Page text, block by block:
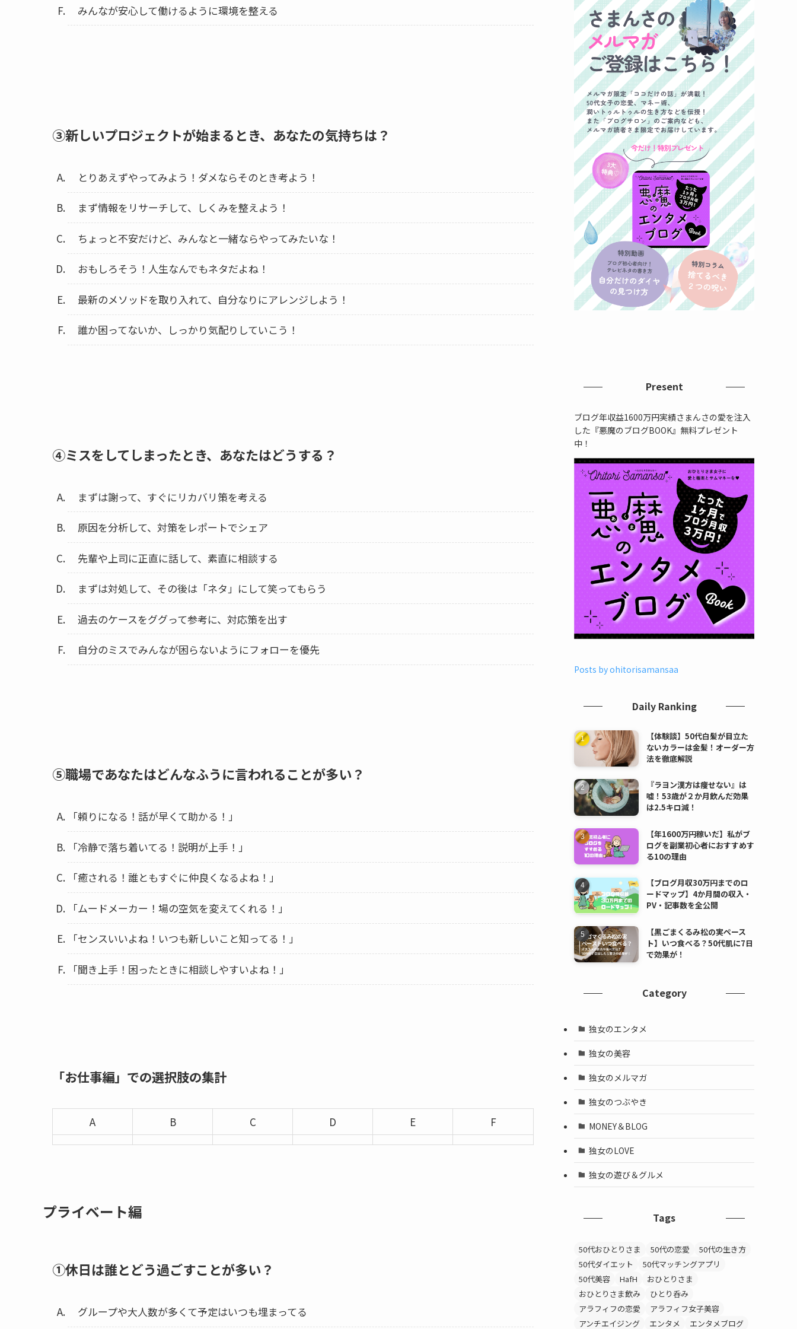
みんなが安心して働けるように環境を整える
③新しいプロジェクトが始まるとき、あなたの気持ちは？
とりあえずやってみよう！ダメならそのとき考よう！
まず情報をリサーチして、しくみを整えよう！
ちょっと不安だけど、みんなと一緒ならやってみたいな！
おもしろそう！人生なんでもネタだよね！
最新のメソッドを取り入れて、自分なりにアレンジしよう！
誰か困ってないか、しっかり気配りしていこう！
④ミスをしてしまったとき、あなたはどうする？
まずは謝って、すぐにリカバリ策を考える
原因を分析して、対策をレポートでシェア
先輩や上司に正直に話して、素直に相談する
まずは対処して、その後は「ネタ」にして笑ってもらう
過去のケースをググって参考に、対応策を出す
自分のミスでみんなが困らないようにフォローを優先
⑤職場であなたはどんなふうに言われることが多い？
「頼りになる！話が早くて助かる！」
「冷静で落ち着いてる！説明が上手！」
「癒される！誰ともすぐに仲良くなるよね！」
「ムードメーカー！場の空気を変えてくれる！」
「センスいいよね！いつも新しいこと知ってる！」
「聞き上手！困ったときに相談しやすいよね！」
「お仕事編」での選択肢の集計
A B C D E F
プライベート編
①休日は誰とどう過ごすことが多い？
グループや大人数が多くて予定はいつも埋まってる
Present
ブログ年収益1600万円実績さまんさの愛を注入
した『悪魔のブログBOOK』無料プレゼント
中！
Posts by ohitorisamansaa
Daily Ranking
【体験談】50代白髪が目立た
ないカラーは金髪！オーダー方
法を徹底解説
『ラヨン漢方は痩せない』は
嘘！53歳が２か月飲んだ効果
は2.5キロ減！
【年1600万円稼いだ】私がブ
ログを副業初心者におすすめす
る10の理由
【ブログ月収30万円までのロ
ードマップ】4か月間の収入・
PV・記事数を全公開
【黒ごまくるみ松の実ペース
ト】いつ食べる？50代肌に7日
で効果が！
Category
独女のエンタメ
独女の美容
独女のメルマガ
独女のつぶやき
MONEY＆BLOG
独女のLOVE
独女の遊び＆グルメ
Tags
50代おひとりさま 50代の恋愛
50代の生き方
50代ダイエット
50代マッチングアプリ
50代美容
HafH
おひとりさま
おひとりさま飲み
ひとり呑み
アラフィフの恋愛
アラフィフ女子美容
アンチエイジング
エンタメ エンタメブログ